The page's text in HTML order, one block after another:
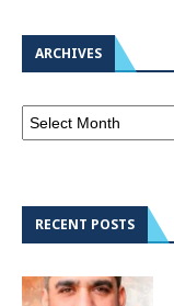
ARCHIVES
RECENT POSTS